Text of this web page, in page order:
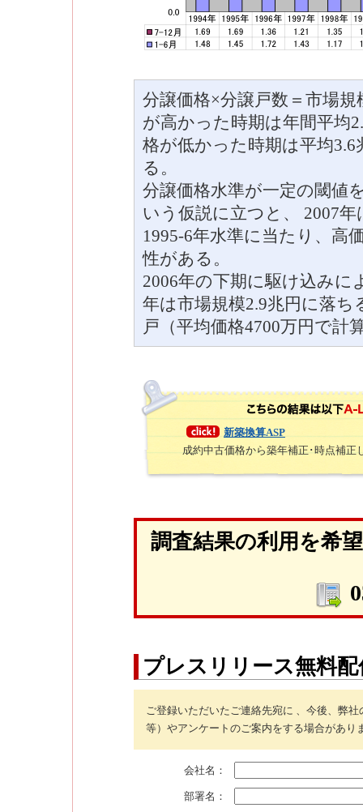
分譲価格×分譲戸数＝市場
が高かった時期は年間平均
格が低かった時期は平均
る。
分譲価格水準が一定の閾値
いう仮説に立つと、 2007
1995-6年水準に当たり、高
性がある。
2006年の下期に駆け込みに
年は市場規模2.9兆円に落
戸（平均価格4700万円で計
新築換算ASP
成約中古価格から築年補正･時点補
調査結果の利用を希
プレスリリース無料
ご登録いただいたご連絡先宛に 、今後、弊
等）やアンケートのご案内をする場合があり
会社名：
部署名：